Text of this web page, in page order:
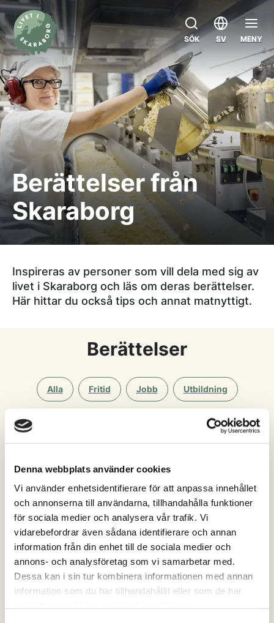
Denna webbplats använder cookies
Vi använder enhetsidentifierare för att anpassa innehållet
och annonserna till användarna, tillhandahålla funktioner
för sociala medier och analysera vår trafik. Vi
vidarebefordrar även sådana identifierare och annan
information från din enhet till de sociala medier och
annons- och analysföretag som vi samarbetar med.
Dessa kan i sin tur kombinera informationen med annan
information som du har tillhandahållit eller som de har
Inspireras av personer som vill dela med sig av
livet i Skaraborg och läs om deras berättelser.
Här hittar du också tips och annat matnyttigt.
Berättelser från
Skaraborg
SÖK SV MENY
Berättelser
Alla Fritid Jobb Utbildning
Gullspång Götene Hjo Karlsborg
Lidköping Mariestad Skara Skövde
Tibro Tidaholm Töreboda Vara
Filtrera på kommun